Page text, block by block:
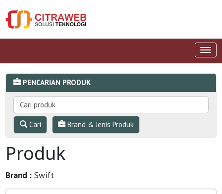
PENCARIAN PRODUK
Cari Brand & Jenis Produk
Produk
Brand : Swift